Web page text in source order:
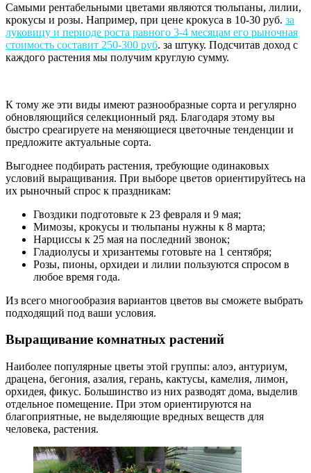
Самыми рентабельными цветами являются тюльпаны, лилии,
крокусы и розы. Например, при цене крокуса в 10-30 руб. за
луковицу и периоде роста равного 3-4 месяцам его рыночная
стоимость составит 250-300 руб. за штуку. Подсчитав доход с
каждого растения мы получим круглую сумму.
К тому же эти виды имеют разнообразные сорта и регулярно
обновляющийся селекционный ряд. Благодаря этому вы
быстро среагируете на меняющиеся цветочные тенденции и
предложите актуальные сорта.
Выгоднее подбирать растения, требующие одинаковых
условий выращивания. При выборе цветов ориентируйтесь на
их рыночный спрос к праздникам:
Гвоздики подготовьте к 23 февраля и 9 мая;
Мимозы, крокусы и тюльпаны нужны к 8 марта;
Нарциссы к 25 мая на последний звонок;
Гладиолусы и хризантемы готовьте на 1 сентября;
Розы, пионы, орхидеи и лилии пользуются спросом в
любое время года.
Из всего многообразия вариантов цветов вы сможете выбрать
подходящий под ваши условия.
Выращивание комнатных растений
Наиболее популярные цветы этой группы: алоэ, антуриум,
драцена, бегония, азалия, герань, кактусы, камелия, лимон,
орхидея, фикус. Большинство из них разводят дома, выделив
отдельное помещение. При этом ориентируются на
благоприятные, не выделяющие вредных веществ для
человека, растения.